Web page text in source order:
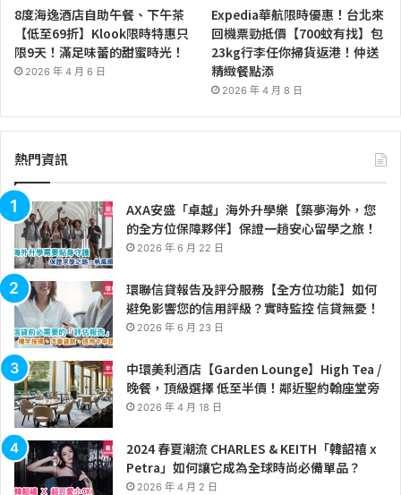
8度海逸酒店自助午餐、下午茶
【低至69折】Klook限時特惠只
限9天！滿足味蕾的甜蜜時光！
2026 年 4 月 6 日
Expedia華航限時優惠！台北來
回機票勁抵價【700蚊有找】包
23kg行李任你掃貨返港！仲送
精緻餐點添
2026 年 4 月 8 日
熱門資訊
AXA安盛「卓越」海外升學樂【築夢海外，您
的全方位保障夥伴】保證一趟安心留學之旅！
2026 年 6 月 22 日
環聯信貸報告及評分服務【全方位功能】如何
避免影響您的信用評級？實時監控 信貸無憂！
2026 年 6 月 23 日
中環美利酒店【Garden Lounge】High Tea /
晚餐，頂級選擇 低至半價！鄰近聖約翰座堂旁
2026 年 4 月 18 日
2024 春夏潮流 CHARLES & KEITH「韓韶禧 x
Petra」如何讓它成為全球時尚必備單品？
2026 年 4 月 2 日